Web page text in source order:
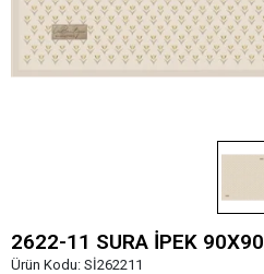
2622-11 SURA İPEK 90X90
Ürün Kodu: Sİ262211